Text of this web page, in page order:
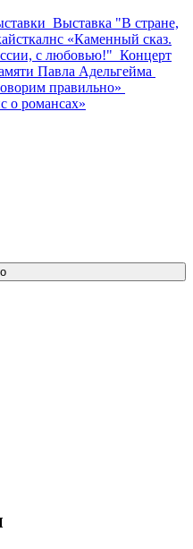
Выставка "В стране,
«Каменный сказ.
с любовью!" Концерт
Павла Адельгейма
правильно»
о романсах»